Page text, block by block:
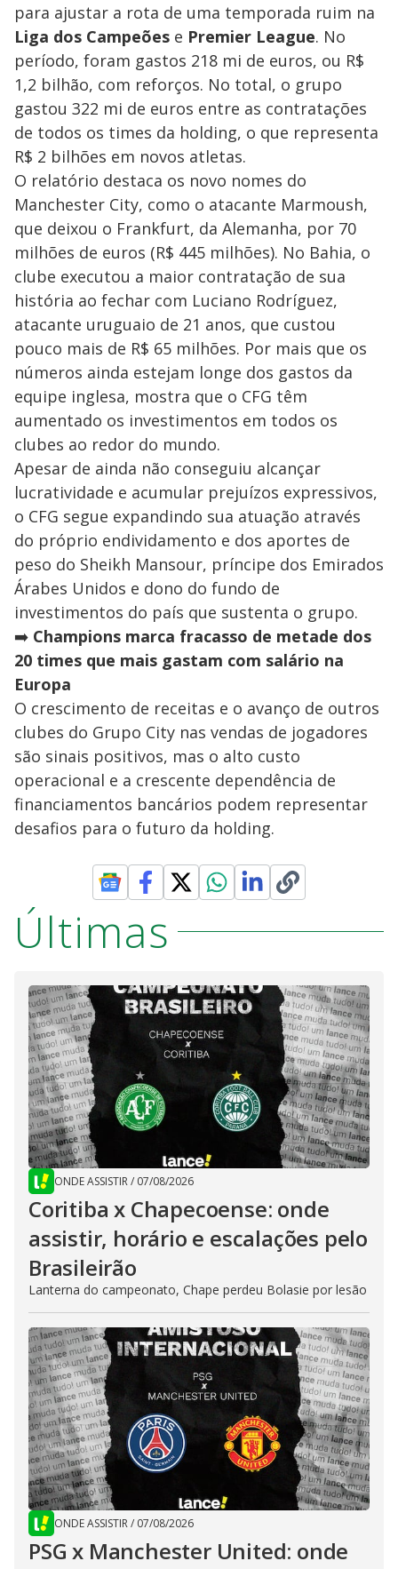
para ajustar a rota de uma temporada ruim na
Liga dos Campeões e Premier League. No
período, foram gastos 218 mi de euros, ou R$
1,2 bilhão, com reforços. No total, o grupo
gastou 322 mi de euros entre as contratações
de todos os times da holding, o que representa
R$ 2 bilhões em novos atletas.
O relatório destaca os novo nomes do
Manchester City, como o atacante Marmoush,
que deixou o Frankfurt, da Alemanha, por 70
milhões de euros (R$ 445 milhões). No Bahia, o
clube executou a maior contratação de sua
história ao fechar com Luciano Rodríguez,
atacante uruguaio de 21 anos, que custou
pouco mais de R$ 65 milhões. Por mais que os
números ainda estejam longe dos gastos da
equipe inglesa, mostra que o CFG têm
aumentado os investimentos em todos os
clubes ao redor do mundo.
Apesar de ainda não conseguiu alcançar
lucratividade e acumular prejuízos expressivos,
o CFG segue expandindo sua atuação através
do próprio endividamento e dos aportes de
peso do Sheikh Mansour, príncipe dos Emirados
Árabes Unidos e dono do fundo de
investimentos do país que sustenta o grupo.
➡️ Champions marca fracasso de metade dos
20 times que mais gastam com salário na
Europa
O crescimento de receitas e o avanço de outros
clubes do Grupo City nas vendas de jogadores
são sinais positivos, mas o alto custo
operacional e a crescente dependência de
financiamentos bancários podem representar
desafios para o futuro da holding.
Últimas
ONDE ASSISTIR/ 07/08/2026
Coritiba x Chapecoense: onde
assistir, horário e escalações pelo
Brasileirão
Lanterna do campeonato, Chape perdeu Bolasie por lesão
ONDE ASSISTIR/ 07/08/2026
PSG x Manchester United: onde